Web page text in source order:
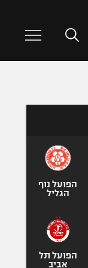
הפועל נוף
הגליל
הפועל תל
אביב